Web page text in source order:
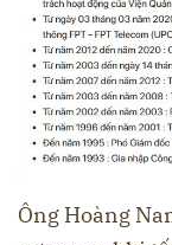
Ông Hoàng